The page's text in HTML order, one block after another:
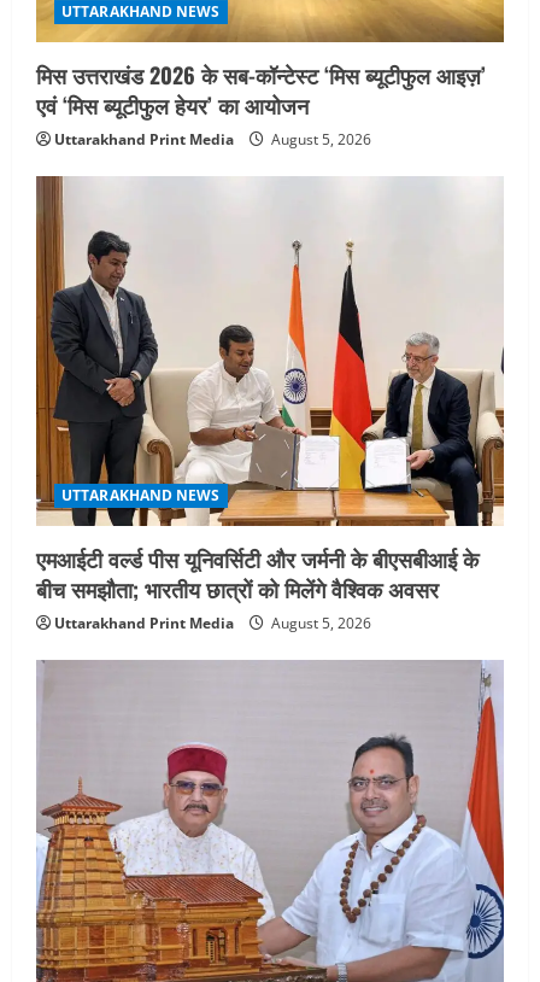
UTTARAKHAND NEWS
मिस उत्तराखंड 2026 के सब-कॉन्टेस्ट ‘मिस ब्यूटीफुल आइज़’
एवं ‘मिस ब्यूटीफुल हेयर’ का आयोजन
Uttarakhand Print Media August 5, 2026
UTTARAKHAND NEWS
एमआईटी वर्ल्ड पीस यूनिवर्सिटी और जर्मनी के बीएसबीआई के
बीच समझौता; भारतीय छात्रों को मिलेंगे वैश्विक अवसर
Uttarakhand Print Media August 5, 2026